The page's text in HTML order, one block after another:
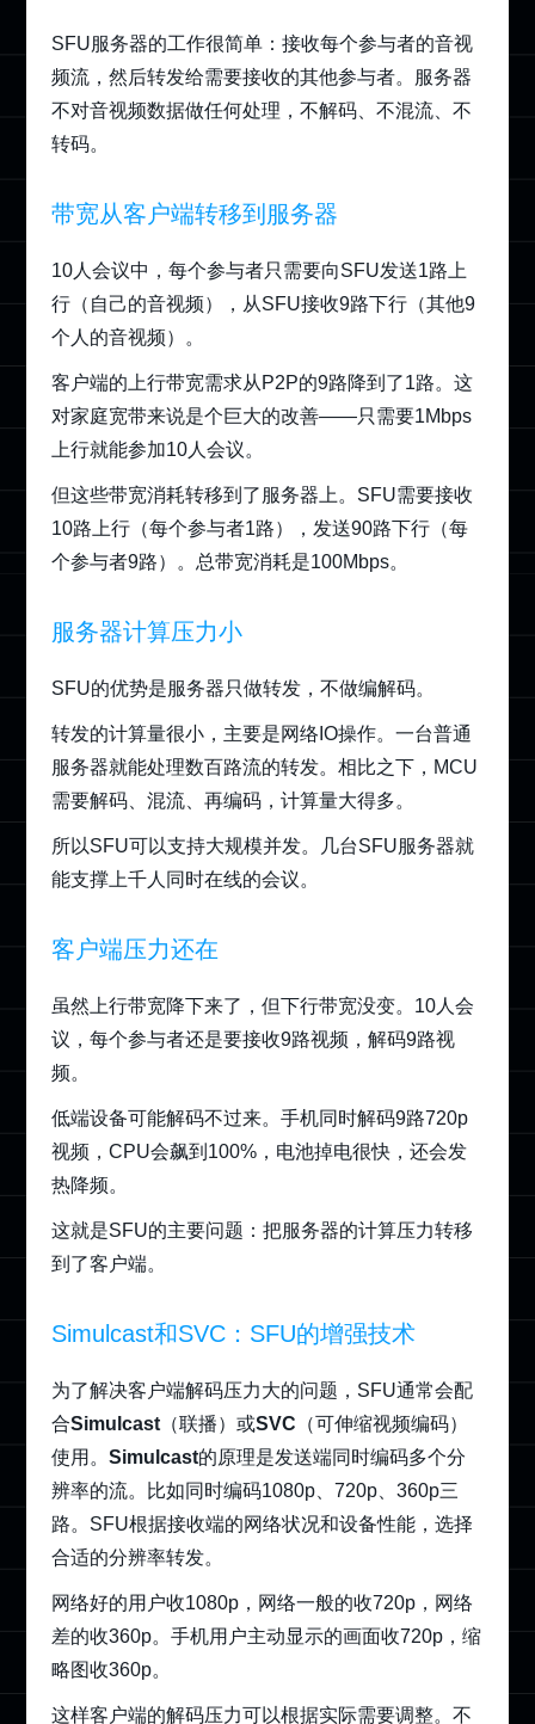
SFU服务器的工作很简单：接收每个参与者的音视
频流，然后转发给需要接收的其他参与者。服务器
不对音视频数据做任何处理，不解码、不混流、不
转码。
带宽从客户端转移到服务器
10人会议中，每个参与者只需要向SFU发送1路上
行（自己的音视频），从SFU接收9路下行（其他9
个人的音视频）。
客户端的上行带宽需求从P2P的9路降到了1路。这
对家庭宽带来说是个巨大的改善——只需要1Mbps
上行就能参加10人会议。
但这些带宽消耗转移到了服务器上。SFU需要接收
10路上行（每个参与者1路），发送90路下行（每
个参与者9路）。总带宽消耗是100Mbps。
服务器计算压力小
SFU的优势是服务器只做转发，不做编解码。
转发的计算量很小，主要是网络IO操作。一台普通
服务器就能处理数百路流的转发。相比之下，MCU
需要解码、混流、再编码，计算量大得多。
所以SFU可以支持大规模并发。几台SFU服务器就
能支撑上千人同时在线的会议。
客户端压力还在
虽然上行带宽降下来了，但下行带宽没变。10人会
议，每个参与者还是要接收9路视频，解码9路视
频。
低端设备可能解码不过来。手机同时解码9路720p
视频，CPU会飙到100%，电池掉电很快，还会发
热降频。
这就是SFU的主要问题：把服务器的计算压力转移
到了客户端。
Simulcast和SVC：SFU的增强技术
为了解决客户端解码压力大的问题，SFU通常会配
合Simulcast（联播）或SVC （可伸缩视频编码）
使用。 Simulcast的原理是发送端同时编码多个分
辨率的流。比如同时编码1080p、720p、360p三
路。SFU根据接收端的网络状况和设备性能，选择
合适的分辨率转发。
网络好的用户收1080p，网络一般的收720p，网络
差的收360p。手机用户主动显示的画面收720p，缩
略图收360p。
这样客户端的解码压力可以根据实际需要调整。不